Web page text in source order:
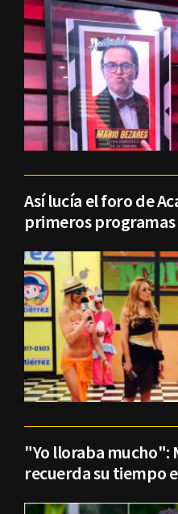
Así lucía el foro de
primeros programas
"Yo lloraba mucho":
recuerda su tiempo